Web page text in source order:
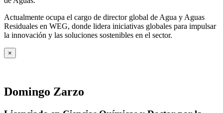
Actualmente ocupa el cargo de director global de Agua y Aguas
Residuales en WEG, donde lidera iniciativas globales para impulsar
la innovación y las soluciones sostenibles en el sector.
×
Domingo Zarzo